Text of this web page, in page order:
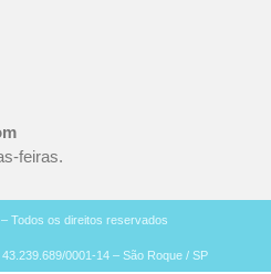
feiras.
Todos os direitos reservados
0001-14 – São Roque / SP